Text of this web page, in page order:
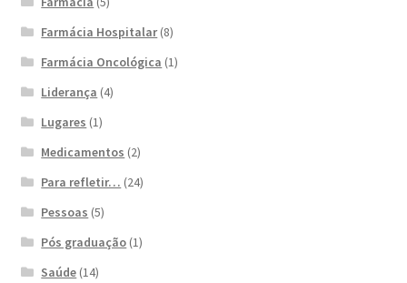
Farmácia Hospitalar(8)
Farmácia Oncológica (1)
Liderança (4)
Lugares (1)
Medicamentos (2)
Para refletir… (24)
Pessoas (5)
Pós graduação (1)
Saúde (14)